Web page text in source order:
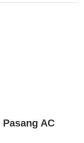
Pasang AC